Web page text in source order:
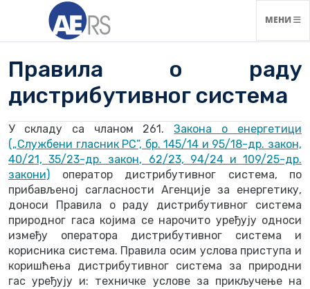
МЕНИ
Правила о раду
дистрибутивног система
У складу са чланом 261.Закона о енергетици
(„Службени гласник РС”, бр. 145/14 и 95/18-др. закон,
40/21, 35/23-др. закон, 62/23, 94/24 и 109/25-др.
закони) оператор дистрибутивног система, по
прибављеној сагласности Агенције за енергетику,
доноси Правила о раду дистрибутивног система
природног гаса којима се нарочито уређују односи
између оператора дистрибутивног система и
корисника система. Правила осим услова приступа и
коришћења дистрибутивног система за природни
гас уређују и: техничке услове за прикључење на